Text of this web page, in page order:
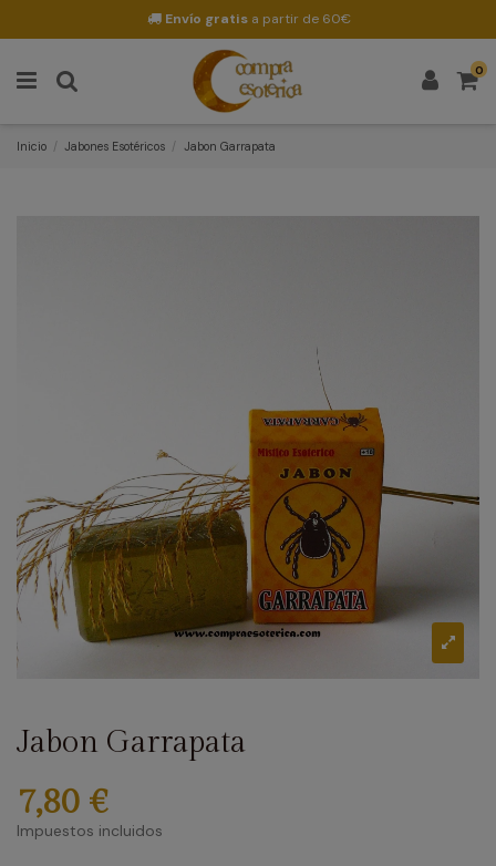
Envío gratis a partir de 60€
0
Inicio Jabones Esotéricos Jabon Garrapata
Jabon Garrapata
7,80 €
Impuestos incluidos